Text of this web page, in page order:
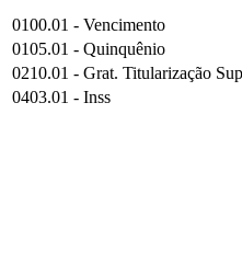
0100.01 - Vencimento
0105.01 - Quinquênio
0210.01 - Grat. Titularização
0403.01 - Inss